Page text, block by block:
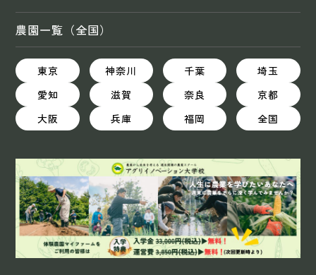
農園一覧（全国）
東京 神奈川 千葉
埼玉
愛知
滋賀 奈良
京都
大阪
兵庫 福岡 全国